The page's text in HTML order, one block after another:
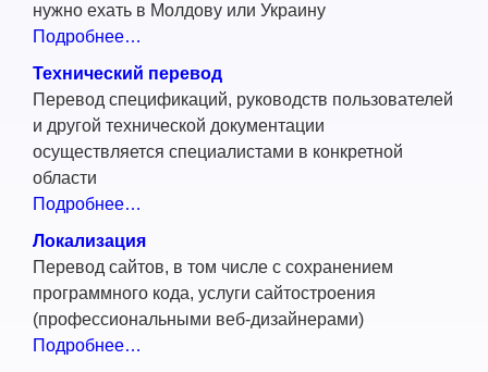
нужно ехать в Молдову или Украину
Подробнее…
Технический перевод
Перевод спецификаций, руководств пользователей
и другой технической документации
осуществляется специалистами в конкретной
области
Подробнее…
Локализация
Перевод сайтов, в том числе с сохранением
программного кода, услуги сайтостроения
(профессиональными веб-дизайнерами)
Подробнее…